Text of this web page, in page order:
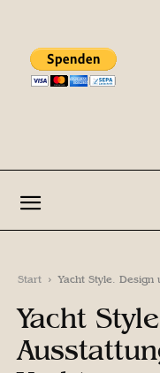
Start Yacht Style. Design
Yacht